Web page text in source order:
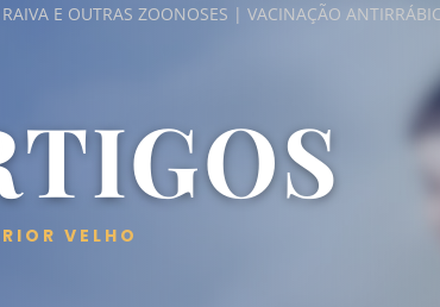
E OUTRAS ZOONOSES | VACINAÇÃO
VELHO